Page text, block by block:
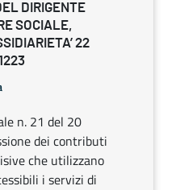
DIRIGENTE
SOCIALE,
22
n. 21 del 20
dei contributi
che utilizzano
i servizi di